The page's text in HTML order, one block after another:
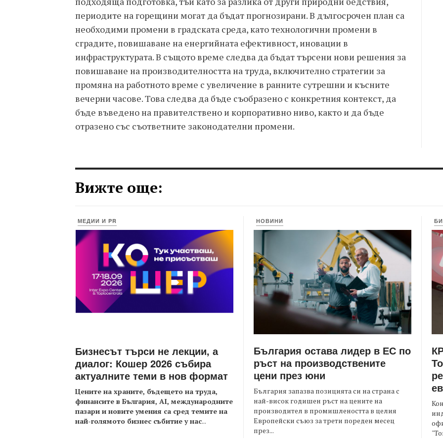
периодите на горещини могат да бъдат прогнозирани. В дългосрочен план са
необходими промени в градската среда, като технологични промени в
сградите, повишаване на енергийната ефективност, иновации в
инфраструктурата. В същото време следва да бъдат търсени нови решения за
повишаване на производителността на труда, включително стратегии за
промяна на работното време с увеличение в ранните сутрешни и късните
вечерни часове. Това следва да бъде съобразено с конкретния контекст, да
бъде въведено на правителствено и корпоративно ниво, както и да бъде
отразено със съответните законодателни промени.
Вижте още:
МЕДИИ И PR
Бизнесът търси не лекции, а
диалог: Кошер 2026 събира
актуалните теми в нов формат
Цените на храните, бъдещето на труда,
финансите в България, AI, международните
пазари и новите умения са сред темите на
най-голямото бизнес събитие у нас...
НОВИНИ
България остава лидер в ЕС по
ръст на производствените
цени през юни
България запазва позицията си на страна с
най-висок годишен ръст на цените на
производител в промишлеността в целия
Европейски съюз за трети пореден месец
през...